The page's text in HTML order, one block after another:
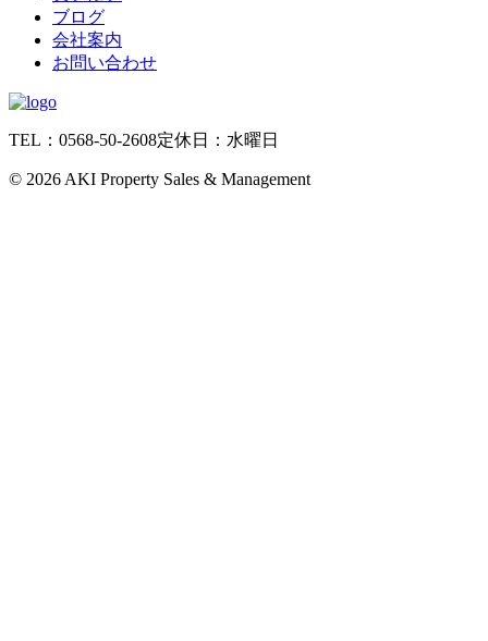
ブログ
会社案内
お問い合わせ
TEL：0568-50-2608定休日：水曜日
© 2026 AKI Property Sales & Management